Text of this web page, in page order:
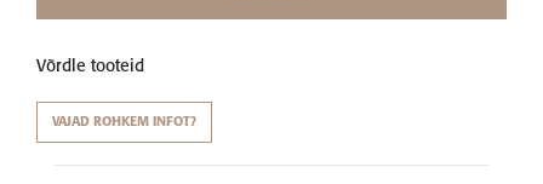
Võrdle tooteid
VAJAD ROHKEM INFOT?